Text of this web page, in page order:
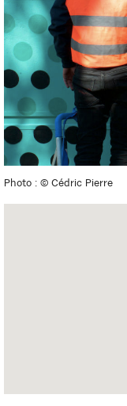
Photo : © Cédric Pierre